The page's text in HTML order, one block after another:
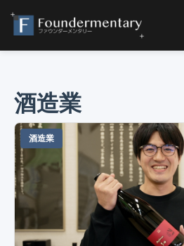
酒造業
酒造業